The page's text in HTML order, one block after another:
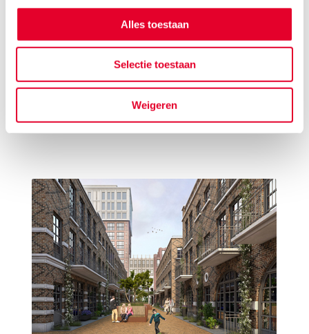
Alles toestaan
Selectie toestaan
Weigeren
grote trappen en er is zelfs aan de
overigens niet alleen als toegang, maar tevens
ook als ontmoetingsplaats, waar
buurtbewoners een praatje met elkaar
kunnen maken.